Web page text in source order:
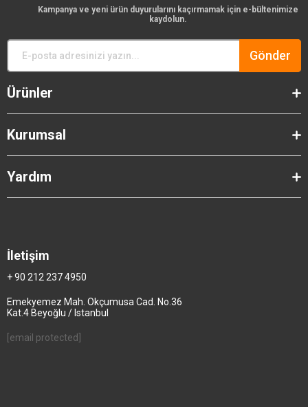
Kampanya ve yeni ürün duyurularını kaçırmamak için e-bültenimize
kaydolun.
Gönder
Ürünler
Kurumsal
Yardım
İletişim
+ 90 212 237 4950
Emekyemez Mah. Okçumusa Cad. No.36
Kat.4 Beyoğlu / Istanbul
[email protected]